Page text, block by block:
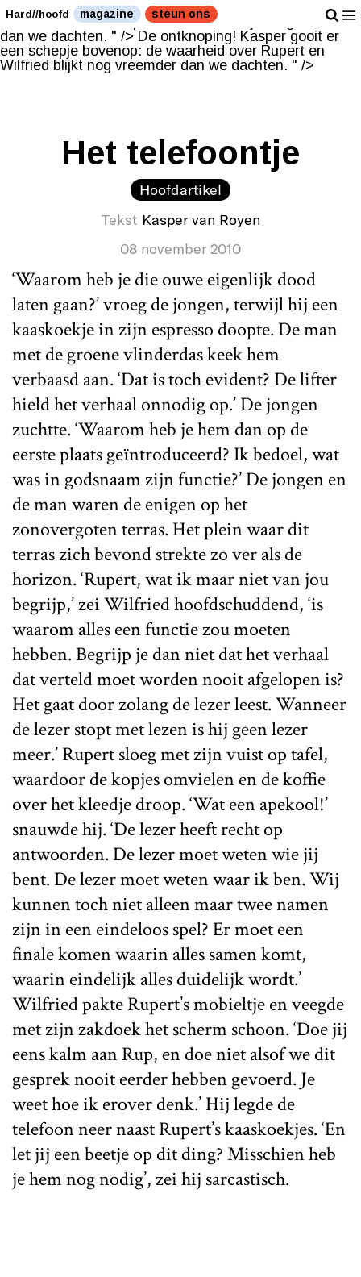
De ontknoping! Kasper gooit er een schepje bovenop:
de waarheid over Rupert en Wilfried blijkt nog vreemder
dan we dachten. " /> De ontknoping! Kasper gooit er
een schepje bovenop: de waarheid over Rupert en
Wilfried blijkt nog vreemder dan we dachten. " />
Hard//hoofd magazine steun ons
Het telefoontje
Hoofdartikel
Tekst Kasper van Royen
08 november 2010
‘Waarom heb je die ouwe eigenlijk dood
laten gaan?’ vroeg de jongen, terwijl hij een
kaaskoekje in zijn espresso doopte. De man
met de groene vlinderdas keek hem
verbaasd aan. ‘Dat is toch evident? De lifter
hield het verhaal onnodig op.’ De jongen
zuchtte. ‘Waarom heb je hem dan op de
eerste plaats geïntroduceerd? Ik bedoel, wat
was in godsnaam zijn functie?’ De jongen en
de man waren de enigen op het
zonovergoten terras. Het plein waar dit
terras zich bevond strekte zo ver als de
horizon. ‘Rupert, wat ik maar niet van jou
begrijp,’ zei Wilfried hoofdschuddend, ‘is
waarom alles een functie zou moeten
hebben. Begrijp je dan niet dat het verhaal
dat verteld moet worden nooit afgelopen is?
Het gaat door zolang de lezer leest. Wanneer
de lezer stopt met lezen is hij geen lezer
meer.’ Rupert sloeg met zijn vuist op tafel,
waardoor de kopjes omvielen en de koffie
over het kleedje droop. ‘Wat een apekool!’
snauwde hij. ‘De lezer heeft recht op
antwoorden. De lezer moet weten wie jij
bent. De lezer moet weten waar ik ben. Wij
kunnen toch niet alleen maar twee namen
zijn in een eindeloos spel? Er moet een
finale komen waarin alles samen komt,
waarin eindelijk alles duidelijk wordt.’
Wilfried pakte Rupert’s mobieltje en veegde
met zijn zakdoek het scherm schoon. ‘Doe jij
eens kalm aan Rup, en doe niet alsof we dit
gesprek nooit eerder hebben gevoerd. Je
weet hoe ik erover denk.’ Hij legde de
telefoon neer naast Rupert’s kaaskoekjes. ‘En
let jij een beetje op dit ding? Misschien heb
je hem nog nodig’, zei hij sarcastisch.